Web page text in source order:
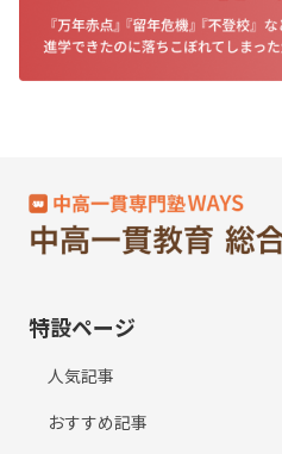
特設ページ
人気記事
おすすめ記事